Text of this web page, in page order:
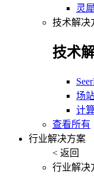
灵
技术解决
技术
场
计
查看所有
行业解决方案
< 返回
行业解决